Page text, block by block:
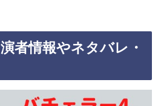
者情報やネタバレ・